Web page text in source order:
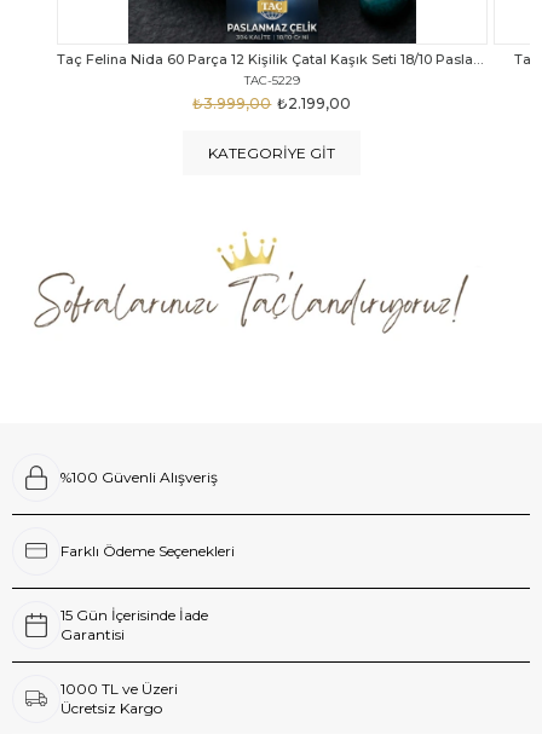
Taç Calista Tivoli 72 Parça 12 Kişilik Çatal Kaşık Bıçak Seti
TAC-5040
₺2.999,00
₺4.289,00
Taç
KATEGORIYE GIT
%100 Güvenli Alışveriş
Farklı Ödeme Seçenekleri
15 Gün İçerisinde İade
Garantisi
1000 TL ve Üzeri
Ücretsiz Kargo